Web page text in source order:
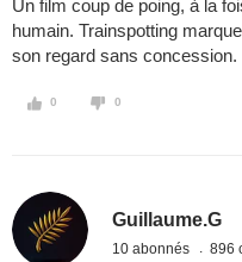
Un film coup de poing, à la
humain. Trainspotting
son regard sans concession.
0 0
Guillaume.G
10 abonnés 896